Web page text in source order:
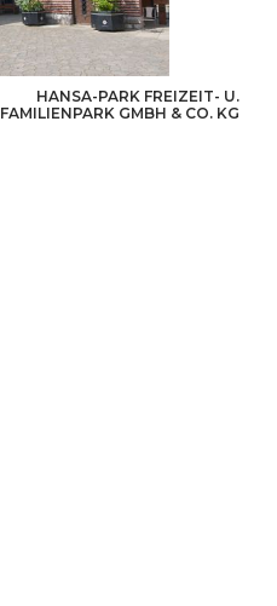
HANSA-PARK FREIZEIT- U.
FAMILIENPARK GMBH & CO. KG